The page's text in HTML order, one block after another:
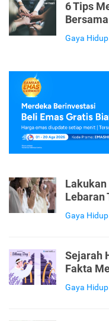
6 Tips
Gaya Hidup
Lebaran
Gaya Hidup
Sejarah
Fakta
Gaya Hidup